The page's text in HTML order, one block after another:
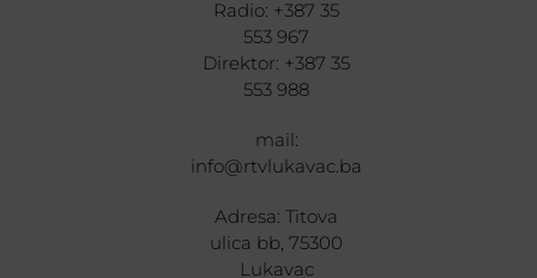
Radio: +387 35
553 967
Direktor: +387 35
553 988
mail:
info@rtvlukavac.ba
Adresa: Titova
ulica bb, 75300
Lukavac